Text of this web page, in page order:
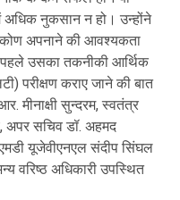
नुकसान न हो। उन्होंने
अपनाने की आवश्यकता
उसका तकनीकी आर्थिक
परीक्षण कराए जाने की बात
मीनाक्षी सुन्दरम, स्वतंत्र
अपर सचिव डॉ. अहमद
यूजेवीएनएल संदीप सिंघल
वरिष्ठ अधिकारी उपस्थित